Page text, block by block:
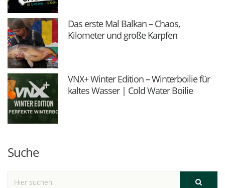
Das erste Mal Balkan – Chaos,
Kilometer und große Karpfen
VNX+ Winter Edition – Winterboilie für
kaltes Wasser | Cold Water Boilie
Suche